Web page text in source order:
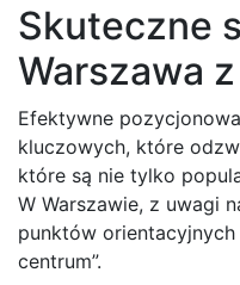
Skuteczne
Warszawa
Efektywne
kluczowych, które
które są nie tylko
W Warszawie, z uwagi
punktów orientacyjnych
centrum”.